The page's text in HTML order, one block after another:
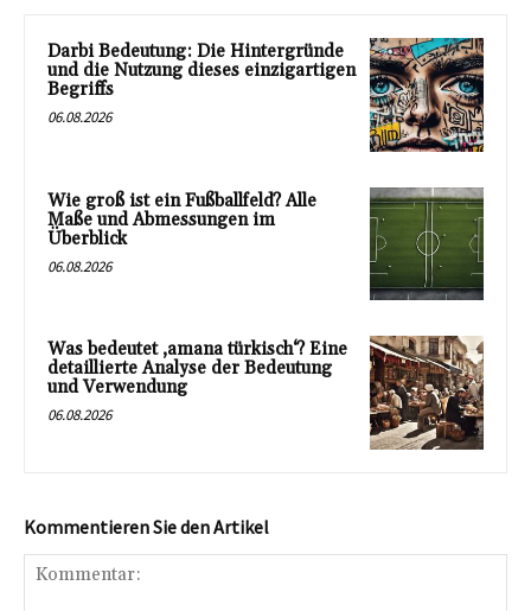
Darbi Bedeutung: Die Hintergründe
und die Nutzung dieses einzigartigen
Begriffs
06.08.2026
Wie groß ist ein Fußballfeld? Alle
Maße und Abmessungen im
Überblick
06.08.2026
Was bedeutet ‚amana türkisch‘? Eine
detaillierte Analyse der Bedeutung
und Verwendung
06.08.2026
Kommentieren Sie den Artikel